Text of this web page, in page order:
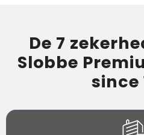
De 7
Slobbe
since